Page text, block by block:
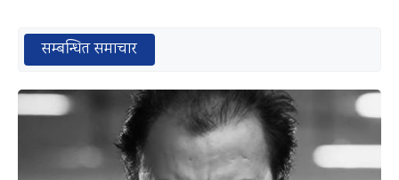
सम्बन्धित समाचार